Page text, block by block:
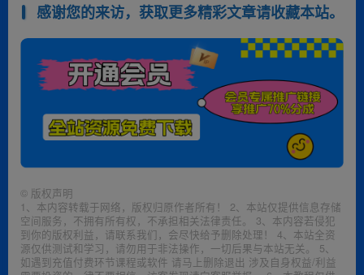
感谢您的来访，获取更多精彩文章请收藏本站。
© 版权声明
1、本内容转载于网络，版权归原作者所有！ 2、本站仅提供信息存储
空间服务，不拥有所有权，不承担相关法律责任。 3、本内容若侵犯
到你的版权利益，请联系我们，会尽快给予删除处理！ 4、本站全资
源仅供测试和学习，请勿用于非法操作，一切后果与本站无关。 5、
如遇到充值付费环节课程或软件 请马上删除退出 涉及自身权益/利益